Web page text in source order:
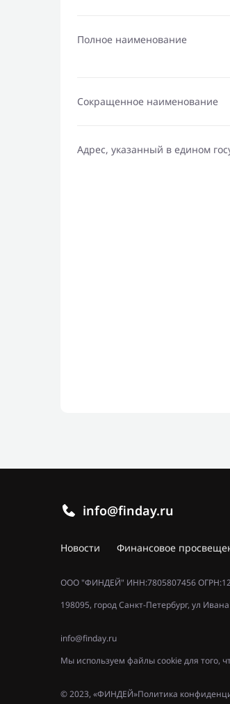
Полное наименование
Сокращенное наименование
Адрес, указанный в едином
info@finday.ru
Новости Финансовое
ООО "ФИНДЕЙ" ИНН:7805807456
198095, город Санкт-Петербург, ул
info@finday.ru
Мы используем файлы cookie для того,
Политика
© 2023, «ФИНДЕЙ»